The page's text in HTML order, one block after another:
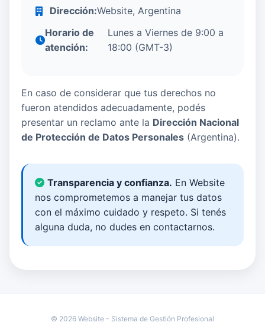
Dirección:Website, Argentina
Horario de
atención:
Lunes a Viernes de 9:00 a
18:00 (GMT-3)
En caso de considerar que tus derechos no
fueron atendidos adecuadamente, podés
presentar un reclamo ante la Dirección Nacional
de Protección de Datos Personales (Argentina).
Transparencia y confianza. En Website
nos comprometemos a manejar tus datos
con el máximo cuidado y respeto. Si tenés
alguna duda, no dudes en contactarnos.
© 2026 Website - Sistema de Gestión Profesional